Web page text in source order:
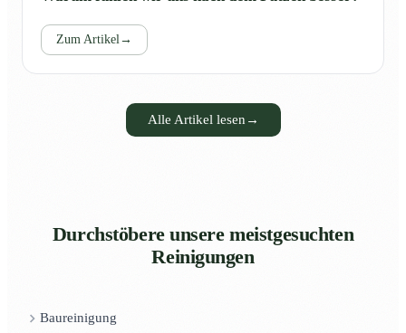
Zum Artikel→
Alle Artikel lesen →
Durchstöbere unsere meistgesuchten
Reinigungen
Baureinigung